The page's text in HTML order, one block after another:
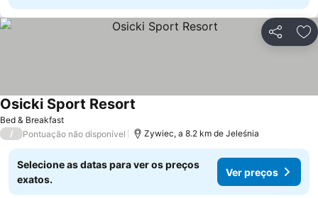
Partilhar
Bed & Breakfast
Osicki Sport Resort
/ Pontuação não disponível Zywiec, a 8.2 km de Jeleśnia
Selecione as datas para ver os preços
exatos.
Ver preços